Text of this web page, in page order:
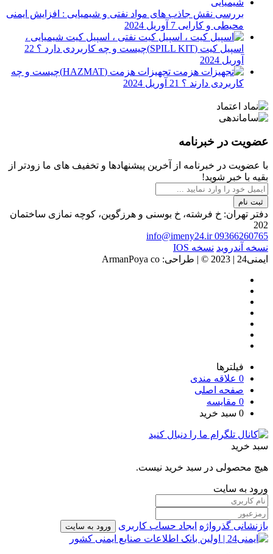
بررسی نقش جاذب های مواد نفتی و شیمیایی : افزایش ایمنی
محیطی و کارایی 7 آوریل 2024
اسپیل کیت (SPILL KIT)چیست و چه کاربردی دارد ؟
22
آوریل 2024
تجهیزات هزمت (HAZMAT)چیست و چه
کاربردی دارند ؟ 21 آوریل 2024
عضویت در خبرنامه
با عضویت در خبرنامه از آخرین پیشنهادها و تخفیف های ما زودتر از
بقیه با خبر شوید!
ثبت نام
دفتر تهران: خ فرشته، خ بوسنی و هرزگوین، کوچه نمازی ساختمان
202
09366260765
info@imeny24.ir
نسخه آندروید نسخه IOS
ایمنی24 | 2023 ©️ | طراحی: ArmanPoya co
فیلترها
0 علاقه مندی
صفحه اصلی
0 مقایسه
0 سبد خرید
سبد خرید
هیچ محصولی در سبد خرید نیست.
ورود به سایت
بازنشانی گذرواژه ایجاد حساب کاربری ورود به سایت